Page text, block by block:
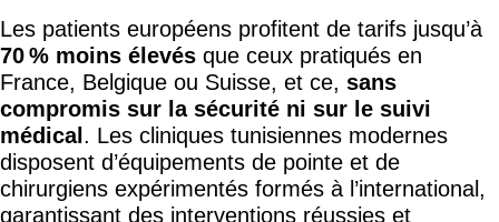
Les patients européens profitent de tarifs jusqu’à
70 % moins élevés que ceux pratiqués en
France, Belgique ou Suisse, et ce, sans
compromis sur la sécurité ni sur le suivi
médical . Les cliniques tunisiennes modernes
disposent d’équipements de pointe et de
chirurgiens expérimentés formés à l’international,
garantissant des interventions réussies et